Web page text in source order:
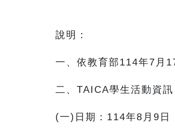
說明：
一、依教育部114年7月
二、TAICA學生活動資訊
(一)日期：114年8月9日